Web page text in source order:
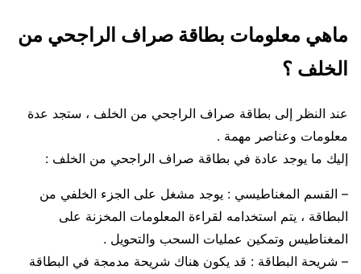
ماهي معلومات بطاقة صراف الراجحي من
الخلف ؟
عند النظر إلى بطاقة صراف الراجحي من الخلف ، ستجد عدة
معلومات وعناصر مهمة .
إليك ما يوجد عادة في بطاقة صراف الراجحي من الخلف :
– القسم المغناطيسي : يوجد مشغل على الجزء الخلفي من
البطاقة ، يتم استخدامه لقراءة المعلومات المخزنة على
المغناطيس وتمكين عمليات السحب والتحويل .
– شريحة البطاقة : قد يكون هناك شريحة مدمجة في البطاقة